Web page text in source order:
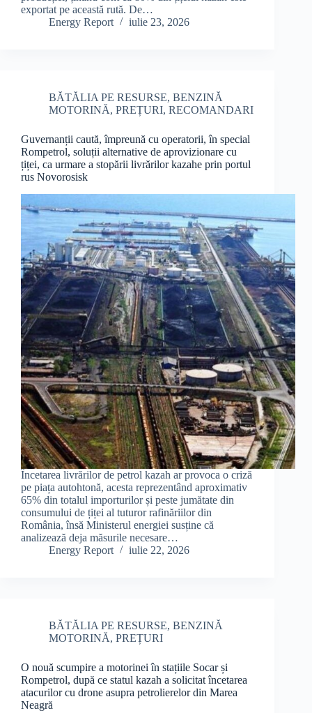
exportat pe această rută. De…
Energy Report
iulie 23, 2026
BĂTĂLIA PE RESURSE, BENZINĂ
MOTORINĂ, PREȚURI, RECOMANDARI
Guvernanții caută, împreună cu operatorii, în special
Rompetrol, soluții alternative de aprovizionare cu
țiței, ca urmare a stopării livrărilor kazahe prin portul
rus Novorosisk
Încetarea livrărilor de petrol kazah ar provoca o criză
pe piața autohtonă, acesta reprezentând aproximativ
65% din totalul importurilor și peste jumătate din
consumului de țiței al tuturor rafinăriilor din
România, însă Ministerul energiei susține că
analizează deja măsurile necesare…
Energy Report
iulie 22, 2026
BĂTĂLIA PE RESURSE, BENZINĂ
MOTORINĂ, PREȚURI
O nouă scumpire a motorinei în stațiile Socar și
Rompetrol, după ce statul kazah a solicitat încetarea
atacurilor cu drone asupra petrolierelor din Marea
Neagră